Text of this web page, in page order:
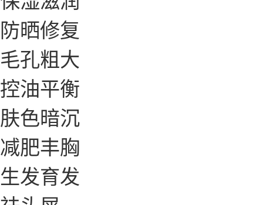
防晒修复
毛孔粗大
控油平衡
肤色暗沉
减肥丰胸
生发育发